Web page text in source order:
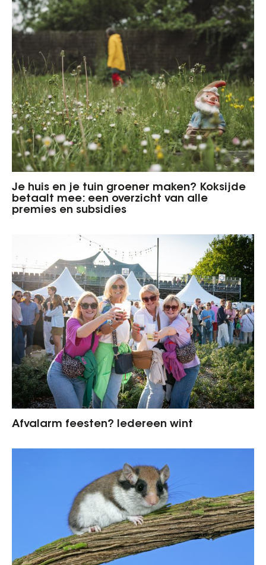
Je huis en je tuin groener maken? Koksijde
betaalt mee: een overzicht van alle
premies en subsidies
Afvalarm feesten? Iedereen wint